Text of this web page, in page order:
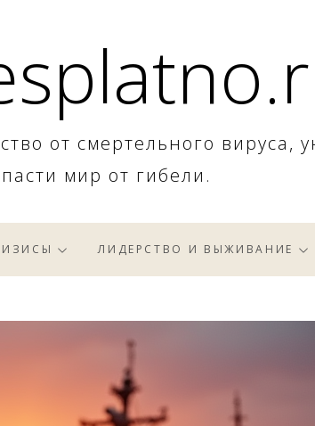
от смертельного вируса,
мир от гибели.
ЛИДЕРСТВО И ВЫЖИВАНИЕ